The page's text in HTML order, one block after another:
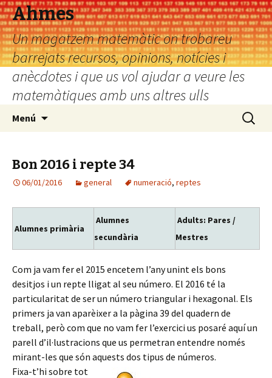
Ahmes
Un magatzem matemàtic on trobareu
barrejats recursos, opinions, notícies i
anècdotes i que us vol ajudar a veure les
matemàtiques amb uns altres ulls
Menú Cerca:
Bon 2016 i repte 34
06/01/2016 general numeració, reptes
Alumnes primària
Alumnes
secundària
Adults: Pares /
Mestres
Com ja vam fer el 2015 encetem l’any unint els bons
desitjos i un repte lligat al seu número. El 2016 té la
particularitat de ser un número triangular i hexagonal. Els
primers ja van aparèixer a la pàgina 39 del quadern de
treball, però com que no vam fer l’exercici us posaré aquí un
parell d’il·lustracions que us permetran entendre només
mirant-les que són aquests dos tipus de números.
Fixa-t’hi sobre tot